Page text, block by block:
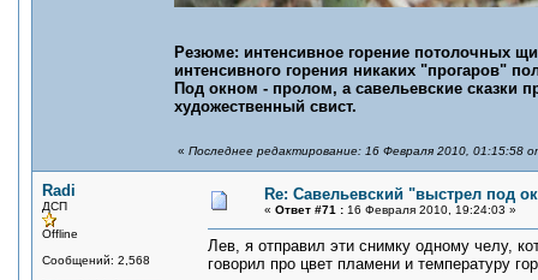
Резюме: интенсивное горение потолочных
интенсивного горения никаких "прогаров"
Под окном - пролом, а савельевские сказки
художественный свист.
« Последнее редактирование: 16 Февраля 2010, 01:15:58
Radi
ДСП
Offline
Сообщений: 2,568
Re: Савельевский "выстрел под
« Ответ #71 : 16 Февраля 2010, 19:24:03 »
Лев, я отправил эти снимку одному челу,
говорил про цвет пламени и температуру